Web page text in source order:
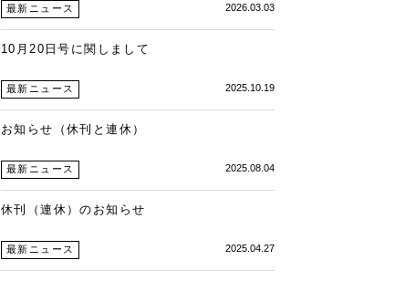
最新ニュース 2026.03.03
10月20日号に関しまして
最新ニュース 2025.10.19
お知らせ（休刊と連休）
最新ニュース 2025.08.04
休刊（連休）のお知らせ
最新ニュース 2025.04.27